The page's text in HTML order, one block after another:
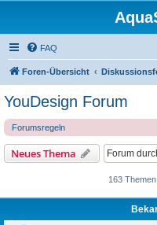
FAQ
Foren-Übersicht
YouDesign Forum
Forumsregeln
Neues Thema
163 Themen